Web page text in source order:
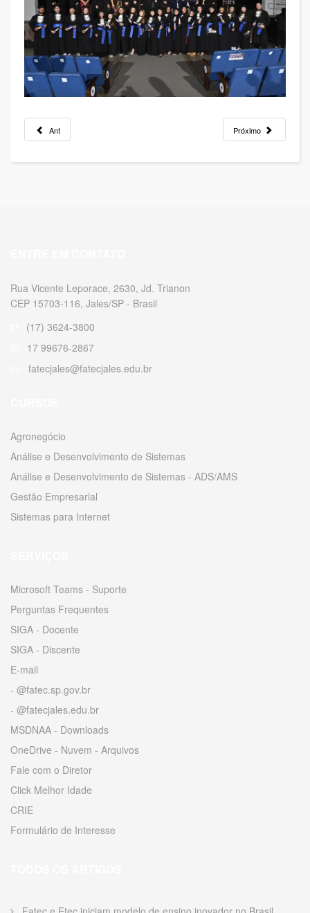
Ant Próximo
Rua Vicente Leporace, 2630, Jd. Trianon
CEP 15703-116, Jales/SP - Brasil
(17) 3624-3800
17 99676-2867
fatecjales@fatecjales.edu.br
Agronegócio
Análise e Desenvolvimento de Sistemas
Análise e Desenvolvimento de Sistemas - ADS/AMS
Gestão Empresarial
Sistemas para Internet
Microsoft Teams - Suporte
Perguntas Frequentes
SIGA - Docente
SIGA - Discente
E-mail
- @fatec.sp.gov.br
- @fatecjales.edu.br
MSDNAA - Downloads
OneDrive - Nuvem - Arquivos
Fale com o Diretor
Click Melhor Idade
CRIE
Formulário de Interesse